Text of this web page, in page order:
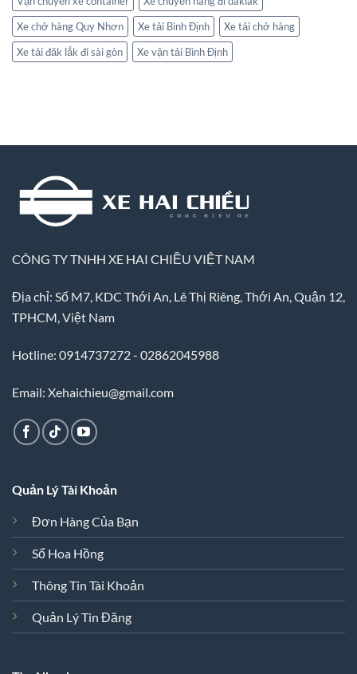
Xe chở hàng Quy Nhơn
Xe tải Bình Định
Xe tải chở hàng
Xe tải đăk lắk đi sài gòn
Xe vận tải Bình Định
CÔNG TY TNHH XE HAI CHIỀU VIỆT NAM
Địa chỉ: Số M7, KDC Thới An, Lê Thị Riêng, Thới An, Quận 12,
TPHCM, Việt Nam
Hotline: 0914737272 - 02862045988
Email: Xehaichieu@gmail.com
Quản Lý Tài Khoản
Đơn Hàng Của Bạn
Sổ Hoa Hồng
Thông Tin Tài Khoản
Quản Lý Tin Đăng